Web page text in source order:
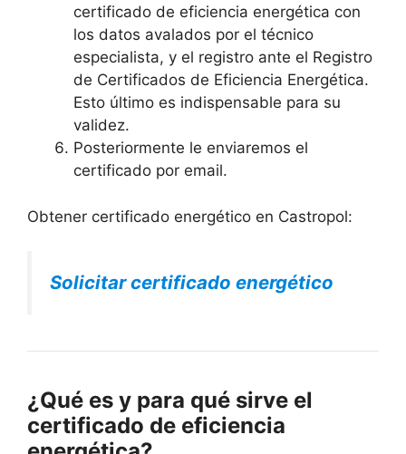
certificado de eficiencia energética con
los datos avalados por el técnico
especialista, y el registro ante el Registro
de Certificados de Eficiencia Energética.
Esto último es indispensable para su
validez.
Posteriormente le enviaremos el
certificado por email.
Obtener certificado energético en Castropol:
Solicitar certificado energético
¿Qué es y para qué sirve el
certificado de eficiencia